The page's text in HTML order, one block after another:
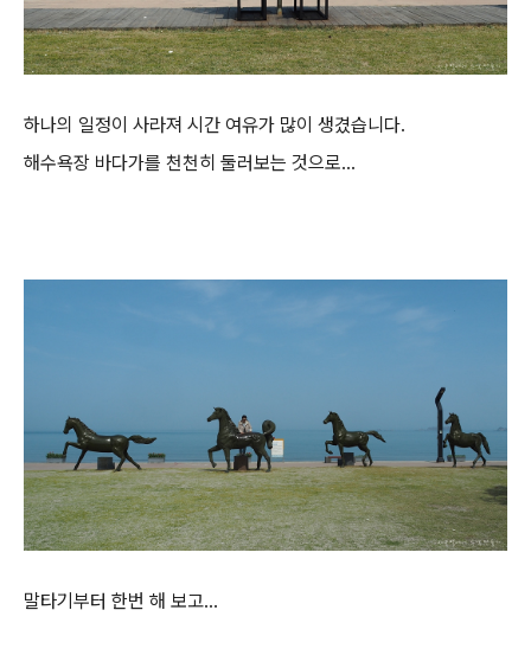
하나의 일정이 사라져 시간 여유가 많이 생겼습니다.
해수욕장 바다가를 천천히 둘러보는 것으로...
말타기부터 한번 해 보고...